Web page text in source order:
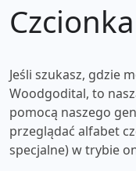
Jeśli szukasz, gdzie
Woodgodital, to
pomocą naszego
przeglądać alfabet
specjalne) w trybie